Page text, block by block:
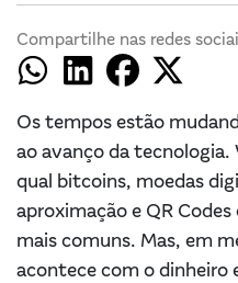
Compartilhe nas redes
Os tempos estão
ao avanço da tecnologia.
qual bitcoins, moedas
aproximação e QR
mais comuns. Mas, em
acontece com o dinheiro